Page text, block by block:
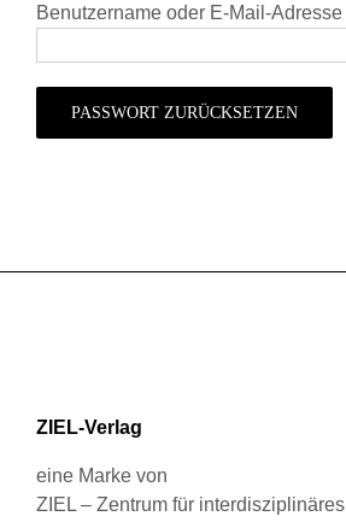
Benutzername oder E-Mail-Adresse
PASSWORT ZURÜCKSETZEN
ZIEL-Verlag
eine Marke von
ZIEL – Zentrum für interdisziplinäres